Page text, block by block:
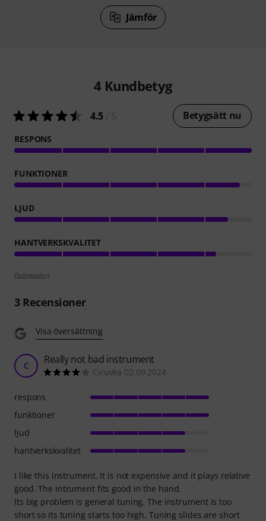
Jämför
4 Kundbetyg
4.5 Betygsätt nu
RESPONS
FUNKTIONER
LJUD
HANTVERKSKVALITET
Poängpolicy
3Recensioner
Visa översättning
C Really not bad instrument
Ciruvka 02.09.2024
I like this instrument. It is not expensive and it plays relative
good. The intrument fits good in the hand.
Its big problem is general tuning. The instrument is too
short so its tuning starts too high. Tuning slides are short
respons
funktioner
ljud
hantverkskvalitet